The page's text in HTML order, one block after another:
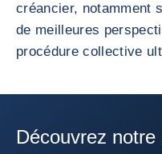
créancier, notamment
de meilleures
procédure collective
Découvrez